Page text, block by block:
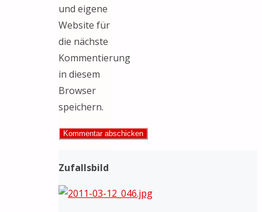
und eigene
Website für
die nächste
Kommentierung
in diesem
Browser
speichern.
Zufallsbild